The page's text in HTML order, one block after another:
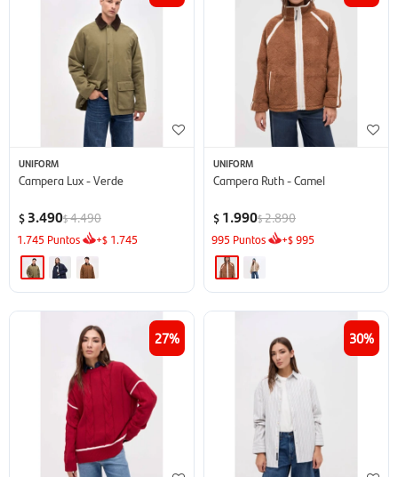
UNIFORM
Campera Lux - Verde
$ 3.490$4.490
1.745 Puntos +$ 1.745
UNIFORM
Campera Ruth - Camel
$ 1.990$2.890
995 Puntos +$995
27 30